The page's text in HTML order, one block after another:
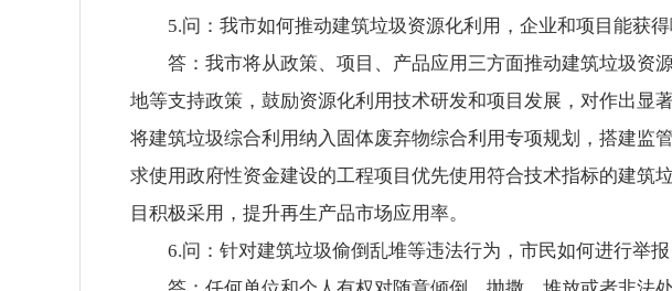
5.问：我市如何推动建筑垃圾资源化利用，企业和项目能获得
答：我市将从政策、项目、产品应用三方面推动建筑垃圾资
地等支持政策，鼓励资源化利用技术研发和项目发展，对作出显
将建筑垃圾综合利用纳入固体废弃物综合利用专项规划，搭建监
求使用政府性资金建设的工程项目优先使用符合技术指标的建筑
目积极采用，提升再生产品市场应用率。
6.问：针对建筑垃圾偷倒乱堆等违法行为，市民如何进行举报